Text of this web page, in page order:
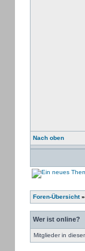
Nach oben
Foren-Übersicht»
Wer ist online?
Mitglieder in